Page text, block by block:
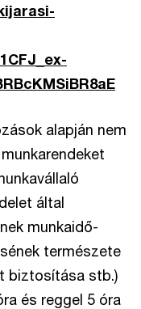
alapján nem
által
munkaidő-
természete
biztosítása stb.)
és reggel 5 óra